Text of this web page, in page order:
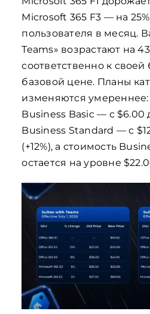
Microsoft 365 F3 — на
пользователя в месяц.
Teams» возрастают на
соответственно к
базовой цене. Планы
изменяются умереннее:
Business Basic — с $6.00
Business Standard — с
(+12%), а стоимость
остается на уровне